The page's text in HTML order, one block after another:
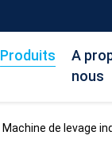
Produits
A
nous
Machine de levage